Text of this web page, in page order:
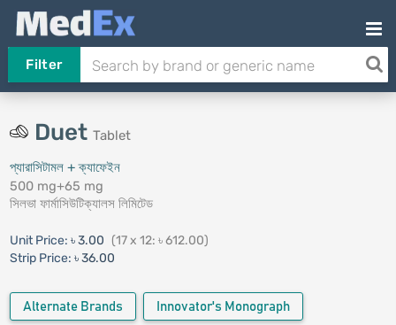
Filter
Duet Tablet
প্যারাসিটামল + ক্যাফেইন
500 mg+65 mg
সিলভা ফার্মাসিউটিক্যালস লিমিটেড
Unit Price: ৳ 3.00 (17 x 12: ৳ 612.00)
Strip Price: ৳ 36.00
Alternate Brands Innovator's Monograph